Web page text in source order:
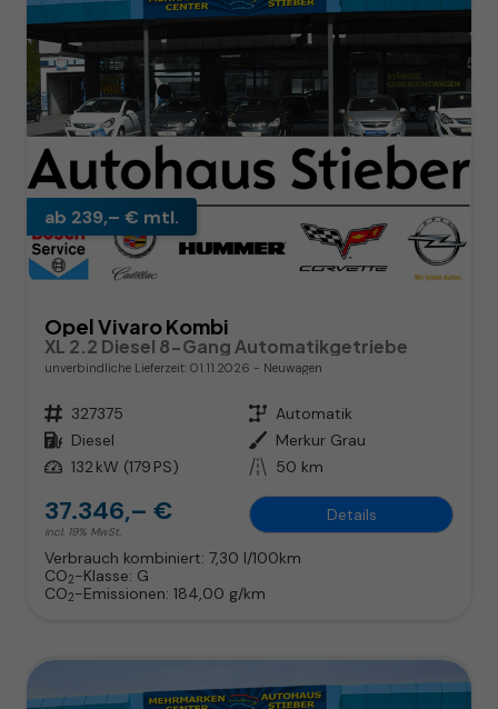
ab 239,– € mtl.
Opel Vivaro Kombi
XL 2.2 Diesel 8-Gang Automatikgetriebe
unverbindliche Lieferzeit: 01.11.2026 Neuwagen
Fahrzeugnr. 327375 Getriebe Automatik
Kraftstoff Diesel Außenfarbe Merkur Grau
Leistung 132 kW (179 PS) Kilometerstand 50 km
37.346,– €
incl. 19% MwSt.
Details
Verbrauch kombiniert: 7,30 l/100km
CO2-Klasse: G
CO2-Emissionen: 184,00 g/km